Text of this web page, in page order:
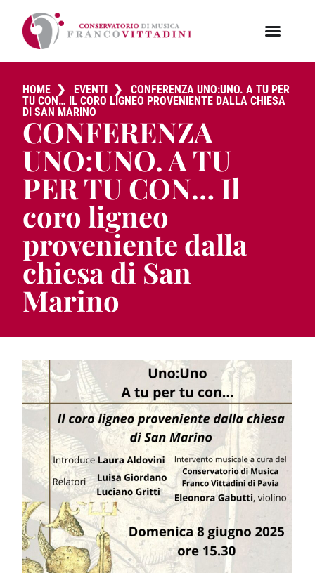
HOME ❯ EVENTI ❯ CONFERENZA UNO:UNO. A TU PER
TU CON… IL CORO LIGNEO PROVENIENTE DALLA CHIESA
DI SAN MARINO
CONFERENZA
UNO:UNO. A TU
PER TU CON… Il
coro ligneo
proveniente dalla
chiesa di San
Marino